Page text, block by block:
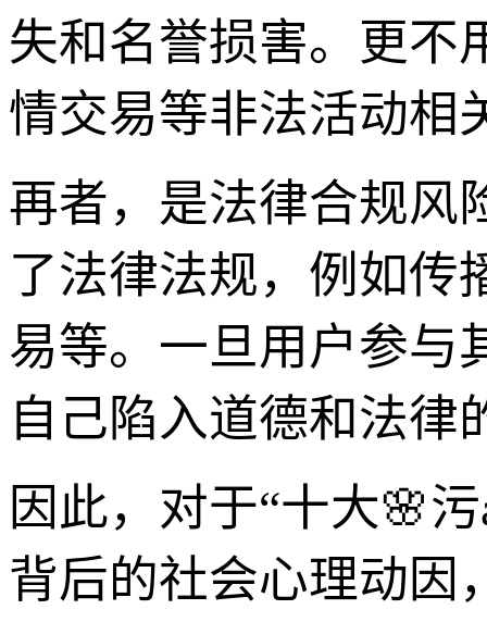
失和名誉损害。更不
情交易等非法活动相
再者，是法律合规风
了法律法规，例如传
易等。一旦用户参与
自己陷入道德和法律
因此，对于“十大🌸
背后的社会心理动因